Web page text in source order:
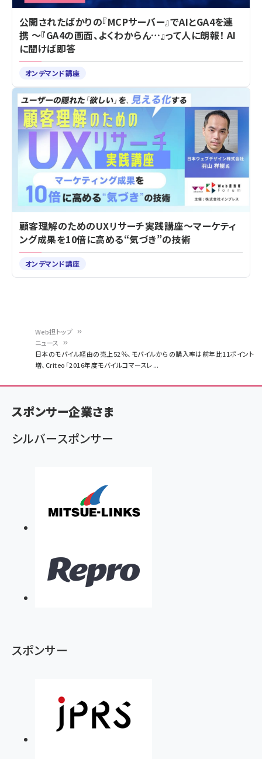
く
ず
Web担トップ
ニュース
日本のモバイル経由の売上52％、モバイルからの購入率は前年比11ポイント
増、Criteo「2016年度モバイルコマースレ...
公開されたばかりの『MCPサーバー』でAIとGA4を連
携 ～『GA4の画面、よくわからん…』って人に朗報！ AI
に聞けば即答
オンデマンド講座
顧客理解のためのUXリサーチ実践講座～マーケティ
ング成果を10倍に高める“気づき”の技術
オンデマンド講座
スポンサー企業さま
シルバースポンサー
スポンサー